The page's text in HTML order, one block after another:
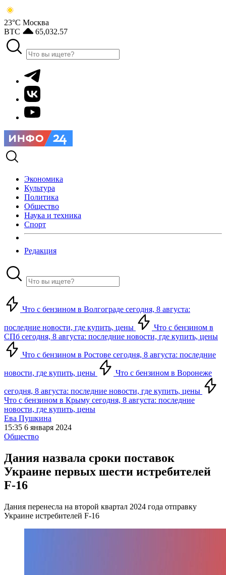
23°С Москва
BTC
65,032.57
Экономика
Культура
Политика
Общество
Наука и техника
Спорт
Редакция
Что с бензином в Волгограде сегодня, 8 августа:
последние новости, где купить, цены
Что с бензином в
СПб сегодня, 8 августа: последние новости, где купить, цены
Что с бензином в Ростове сегодня, 8 августа: последние
новости, где купить, цены Что с бензином в Воронеже
сегодня, 8 августа: последние новости, где купить, цены
Что с бензином в Крыму сегодня, 8 августа: последние
новости, где купить, цены
Ева Пушкина
15:35 6 января 2024
Общество
Дания назвала сроки поставок
Украине первых шести истребителей
F-16
Дания перенесла на второй квартал 2024 года отправку
Украине истребителей F-16